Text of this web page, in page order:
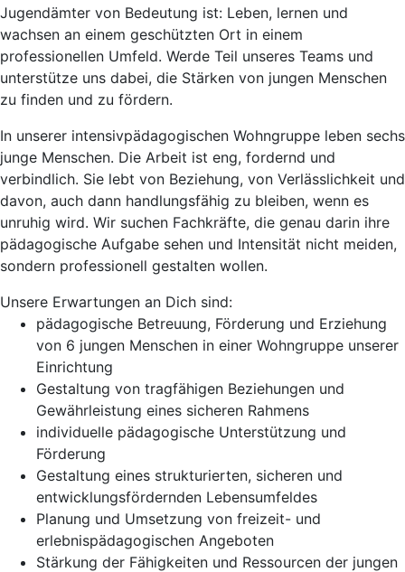
Jugendämter von Bedeutung ist: Leben, lernen und
wachsen an einem geschützten Ort in einem
professionellen Umfeld. Werde Teil unseres Teams und
unterstütze uns dabei, die Stärken von jungen Menschen
zu finden und zu fördern.
In unserer intensivpädagogischen Wohngruppe leben sechs
junge Menschen. Die Arbeit ist eng, fordernd und
verbindlich. Sie lebt von Beziehung, von Verlässlichkeit und
davon, auch dann handlungsfähig zu bleiben, wenn es
unruhig wird. Wir suchen Fachkräfte, die genau darin ihre
pädagogische Aufgabe sehen und Intensität nicht meiden,
sondern professionell gestalten wollen.
Unsere Erwartungen an Dich sind:
pädagogische Betreuung, Förderung und Erziehung
von 6 jungen Menschen in einer Wohngruppe unserer
Einrichtung
Gestaltung von tragfähigen Beziehungen und
Gewährleistung eines sicheren Rahmens
individuelle pädagogische Unterstützung und
Förderung
Gestaltung eines strukturierten, sicheren und
entwicklungsfördernden Lebensumfeldes
Planung und Umsetzung von freizeit- und
erlebnispädagogischen Angeboten
Stärkung der Fähigkeiten und Ressourcen der jungen